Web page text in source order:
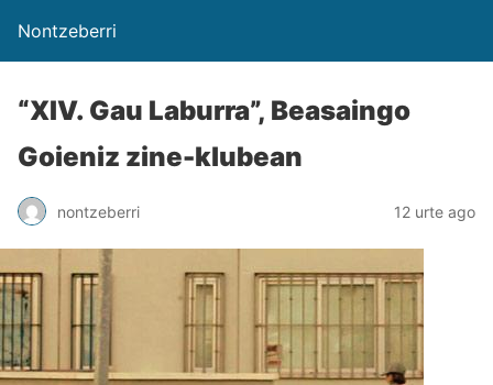
Nontzeberri
“XIV. Gau Laburra”, Beasaingo
Goieniz zine-klubean
nontzeberri 12 urte ago